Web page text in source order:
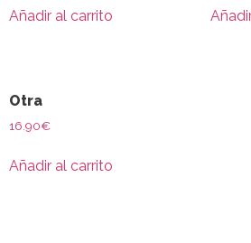
Añadir al carrito
Otra
16.90€
Añadir al carrito